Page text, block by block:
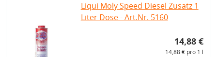
Liqui Moly Speed Diesel Zusatz 1
Liter Dose - Art.Nr. 5160
14,88 €
14,88 € pro 1 l